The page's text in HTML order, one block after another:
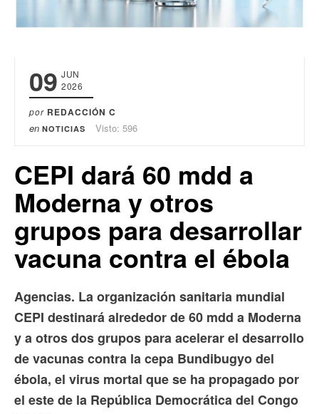
09 JUN
2026
por REDACCIÓN C
en NOTICIAS Visto: 596
CEPI dará 60 mdd a
Moderna y otros
grupos para desarrollar
vacuna contra el ébola
Agencias. La organización sanitaria mundial
CEPI destinará alrededor de 60 mdd a Moderna
y a otros dos grupos para acelerar el desarrollo
de vacunas contra la cepa Bundibugyo del
ébola, el virus mortal ⁠que se ha propagado por
⁠el este de la República Democrática del Congo